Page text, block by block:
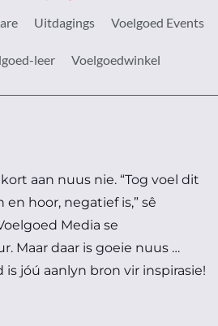
Uitdagings Voelgoed Events
leer Voelgoedwinkel
aan nuus nie. “Tog voel dit
en hoor, negatief is,” sê
Media se
Maar daar is goeie nuus …
is jóú aanlyn bron vir inspirasie!